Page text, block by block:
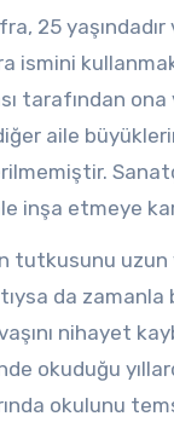
25
ismini
tarafından
aile
inşa etmeye
tutkusunu uzun
da zamanla
nihayet
okuduğu
okulunu